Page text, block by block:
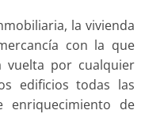
la vivienda
con la que
vuelta por cualquier
edificios todas las
enriquecimiento de